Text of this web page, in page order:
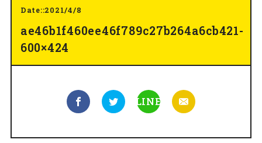
Date::2021/4/8
ae46b1f460ee46f789c27b264a6cb421-
600×424
LINE